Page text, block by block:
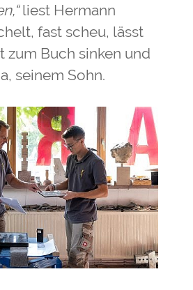
liest Hermann
fast scheu, lässt
zum Buch sinken und
seinem Sohn.